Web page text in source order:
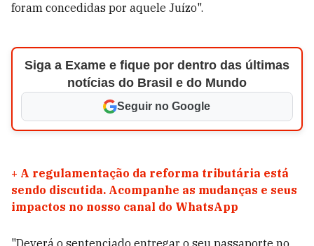
foram concedidas por aquele Juízo".
Siga a Exame e fique por dentro das últimas
notícias do Brasil e do Mundo
Seguir no Google
+ A regulamentação da reforma tributária está
sendo discutida. Acompanhe as mudanças e seus
impactos no nosso canal do WhatsApp
"Deverá o sentenciado entregar o seu passaporte no